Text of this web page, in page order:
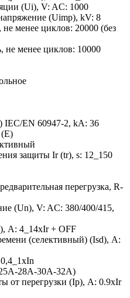
(Ui), V: AC: 1000
(Uimp), kV: 8
не менее циклов: 20000 (без
не менее циклов: 10000
IEC/EN 60947-2, kA: 36
защиты Ir (tr), s: 12_150
перегрузка, R-
(Un), V: AC: 380/400/415,
A: 4_14xIr + OFF
(селективный) (Isd), A:
0,4_1xIn
28А-30А-32А)
от перегрузки (Ip), A: 0.9xIr